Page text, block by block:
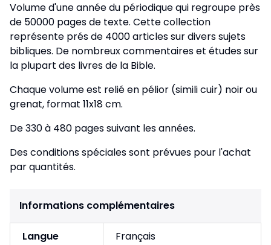
Volume d'une année du périodique qui regroupe près
de 50000 pages de texte. Cette collection
représente prés de 4000 articles sur divers sujets
bibliques. De nombreux commentaires et études sur
la plupart des livres de la Bible.
Chaque volume est relié en pélior (simili cuir) noir ou
grenat, format 11x18 cm.
De 330 à 480 pages suivant les années.
Des conditions spéciales sont prévues pour l'achat
par quantités.
Informations complémentaires
Langue
Français